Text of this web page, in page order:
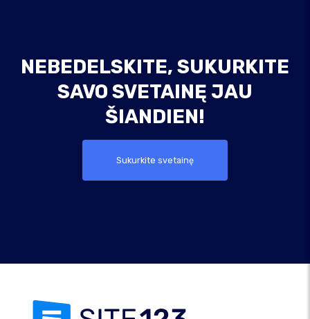
NEBEDELSKITE, SUKURKITE
SAVO SVETAINĘ JAU
ŠIANDIEN!
Sukurkite svetainę